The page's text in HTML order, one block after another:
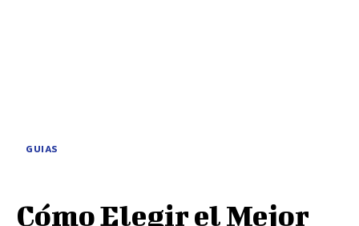
GUIAS
Cómo Elegir el Mejor